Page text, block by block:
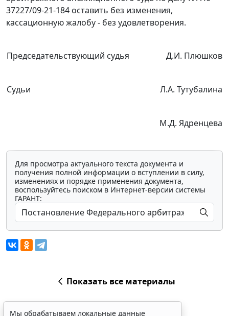
37227/09-21-184 оставить без изменения,
кассационную жалобу - без удовлетворения.
Председательствующий судья Д.И. Плюшков
Судьи Л.А. Тутубалина
М.Д. Ядренцева
Для просмотра актуального текста документа и
получения полной информации о вступлении в силу,
изменениях и порядке применения документа,
воспользуйтесь поиском в Интернет-версии системы
ГАРАНТ:
Показать все материалы
Мы обрабатываем локальные данные